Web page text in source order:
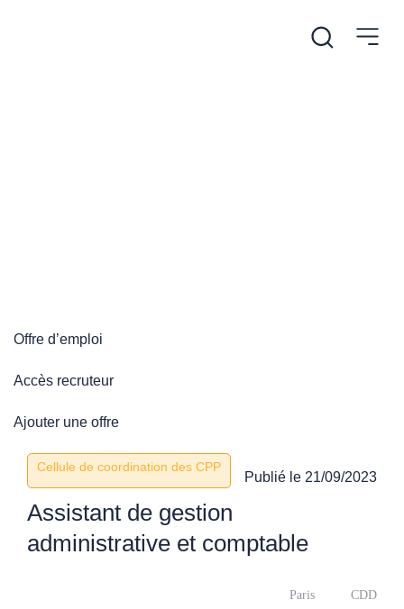
Offre d’emploi
Accès recruteur
Ajouter une offre
Cellule de coordination des CPP
Publié le 21/09/2023
Assistant de gestion
administrative et comptable
Paris CDD